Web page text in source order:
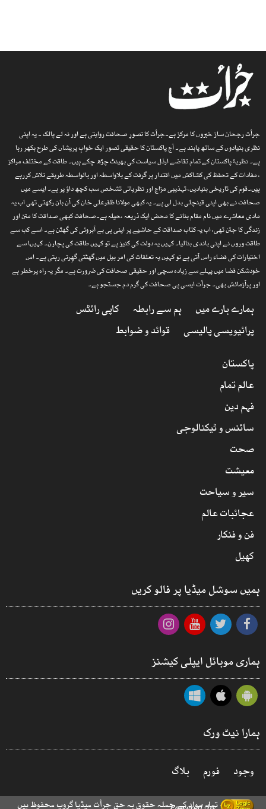
جرأت رجحان ساز خبروں کا مرکز ہے۔جرأت کا تصورِ صحافت روایتی ہے اور نہ لے پالک ۔ یہ اپنی
نظری بنیادوں کے ساتھ پابند ہے۔ آج پاکستان کا حقیقی تصور ایک خوابِ پریشاں کی طرح بکھر رہا
ہے۔ نظریۂ پاکستان کے تمام تقاضے ارذل سیاست کی بھینٹ چڑھ چکے ہیں۔ طاقت کے مختلف مراکز
، مفادات کے تحفظ کی کشاکش میں اقتدار پر گرفت کے بلاواسطہ اور بالواسطہ طریقے تلاش کررہے
ہیں۔قوم کی تاریخی بنیادیں، تہذیبی مزاج اور نظریاتی تشخص سب کچھ داؤ پر ہے۔ ایسے میں
صحافت نے بھی اپنی قینچلی بدل لی ہے۔ یہ کبھی مولانا ظفرعلی خان کی آن بان رکھتی تھی اب یہ
مادی معاشرے میں نام مقام بنانے کا محض ایک ذریعہ ،حیلہ ہے۔صحافت کبھی صداقت کا متن اور
زندگی کا جتن تھی، اب یہ کتاب صداقت کے حاشیے پر اپنی ہی بے آبروئی کی گھٹن ہے۔ اسے کب سے
طاقت وروں نے اپنی باندی بنالیا۔ کہیں یہ دولت کی کنیز ہے تو کہیں طاقت کی پچارن۔ کہیںا سے
اختیارات کی فضاء راس آتی ہے تو کہیں یہ تعلقات کی امر بیل میں گھٹتی گھِرتی رہتی ہے۔ اس
خودشکن فضا میں پہلے سے زیادہ سچی اور حقیقی صحافت کی ضرورت ہے۔ مگر یہ راہ پرخطر ہے
اور پرآزمائش بھی۔ جرأت ایسی ہی صحافت کی گرم دم جستجو ہے۔
ہمارے بارے میں ہم سے رابطہ
کاپی رائٹس
پرائیویسی پالیسی
قوائد و ضوابط
پاکستان
عالم تمام
فہم دین
سائنس و ٹیکنالوجی
صحت
معیشت
سیر و سیاحت
عجائبات عالم
فن و فنکار
کھیل
ہمیں سوشل میڈیا پر فالو کریں
ہماری موبائل ایپلی کیشنز
ہمارا نیٹ ورک
وجود فورم بلاگ